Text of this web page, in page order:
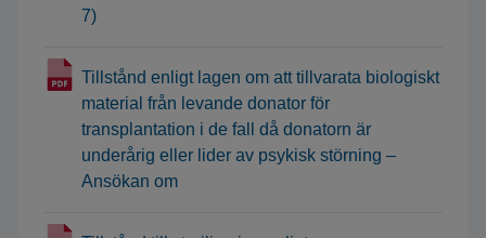
7)
Tillstånd enligt lagen om att tillvarata biologiskt
material från levande donator för
transplantation i de fall då donatorn är
underårig eller lider av psykisk störning –
Ansökan om